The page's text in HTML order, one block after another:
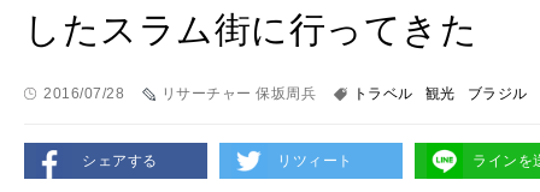
したスラム街に行ってきた
2016/07/28 リサーチャー 保坂周兵 トラベル 観光 ブラジル
シェアする リツィート ラインを